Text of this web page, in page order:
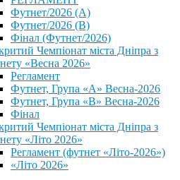
Футнет/2026 (А)
Футнет/2026 (В)
Фінал (Футнет/2026)
Чемпіонат міста Дніпра з
«Весна 2026»
Регламент
Футнет, Група «А» Весна-2026
Футнет, Група «В» Весна-2026
Фінал
Чемпіонат міста Дніпра з
«Літо 2026»
Регламент (футнет «Літо-2026»)
«Літо 2026»